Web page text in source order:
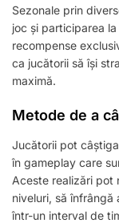
Sezonale prin
joc și participarea
recompense
ca jucătorii să își
maximă.
Metode de a
Jucătorii pot
în gameplay care
Aceste realizări pot
niveluri, să înfrângă
într-un interval de